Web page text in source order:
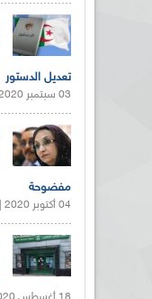
تعديل الدستور
03 سبتمبر 2020 |
مفضوحة
04 أكتوبر 2020 |